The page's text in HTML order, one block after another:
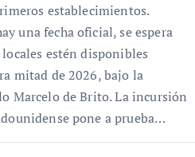
establecimientos.
una fecha oficial, se espera
estén disponibles
mitad de 2026, bajo la
Marcelo de Brito. La incursión
pone a prueba…